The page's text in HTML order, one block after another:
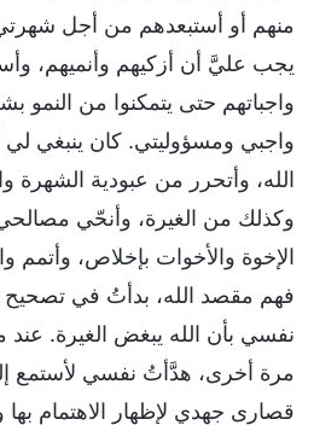
منهم أو أستبعدهم من أجل
يجب عليَّ أن أزكيهم وأنميهم،
واجباتهم حتى يتمكنوا من النمو
واجبي ومسؤوليتي. كان ينبغي
الله، وأتحرر من عبودية الشهرة
وكذلك من الغيرة، وأنحّي مصالحي
الإخوة والأخوات بإخلاص، وأتمم
فهم مقصد الله، بدأتُ في تصحيح
نفسي بأن الله يبغض الغيرة. عند
مرة أخرى، هدَّأتُ نفسي لأستمع
قصارى جهدي لإظهار الاهتمام